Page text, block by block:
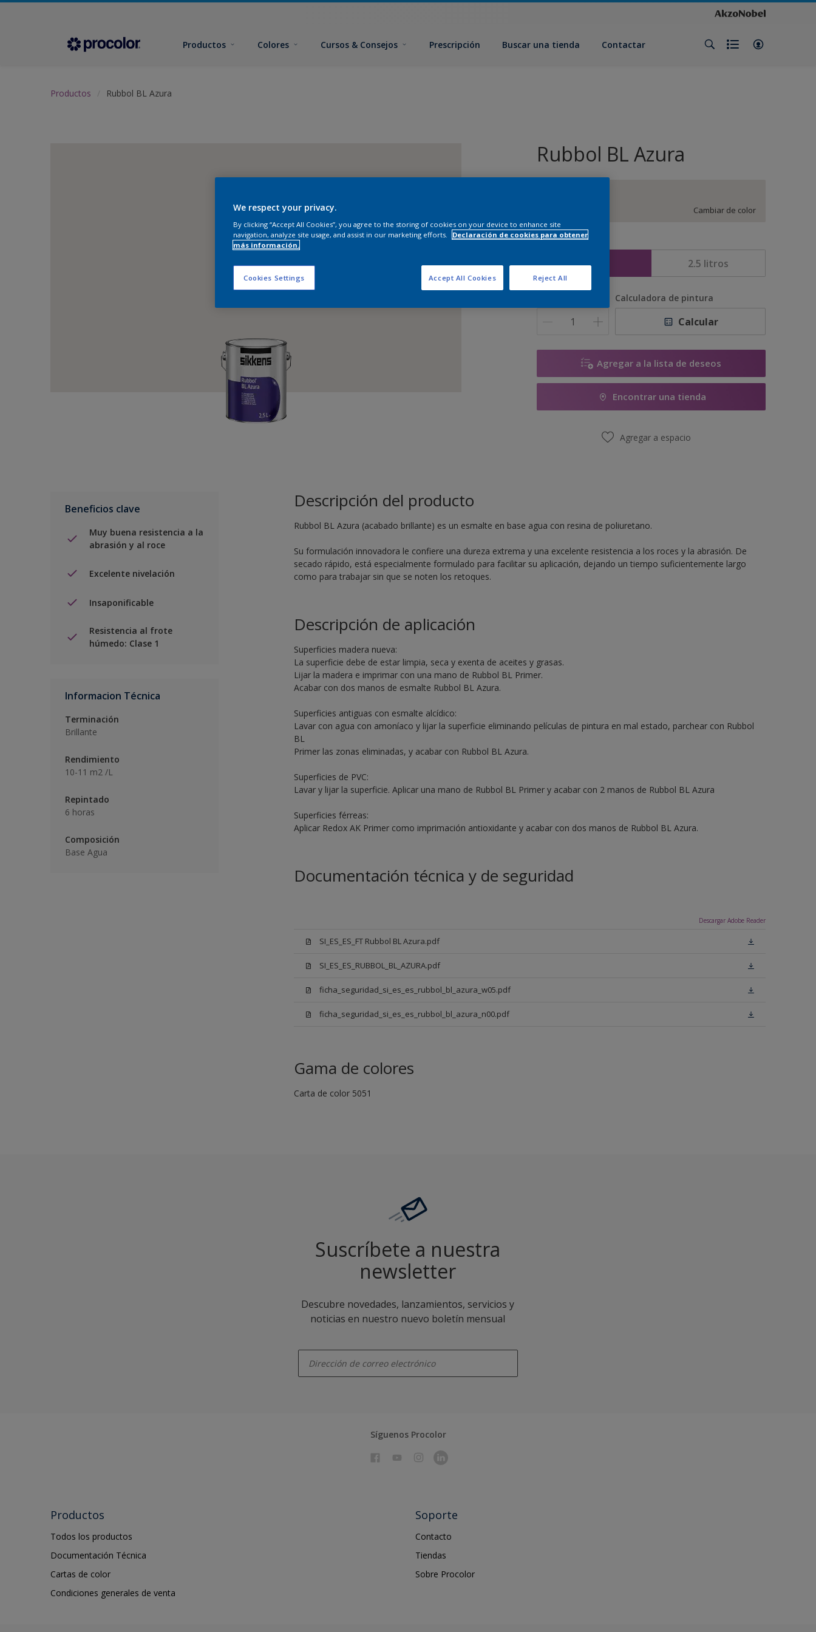
Productos Colores Cursos & Consejos Prescripción Buscar una tienda Contactar
Productos Rubbol BL Azura
Rubbol BL Azura
Cambiar de color
Tamaño
1 litros 2.5 litros
Calculadora de pintura
Calcular
Agregar a la lista de deseos
Encontrar una tienda
Agregar a espacio
Beneficios clave
Muy buena resistencia a la
abrasión y al roce
Excelente nivelación
Insaponificable
Resistencia al frote
húmedo: Clase 1
Informacion Técnica
Terminación
Brillante
Rendimiento
10-11 m2 /L
Repintado
6 horas
Composición
Base Agua
Descripción del producto
Rubbol BL Azura (acabado brillante) es un esmalte en base agua con resina de poliuretano.
Su formulación innovadora le confiere una dureza extrema y una excelente resistencia a los roces y la abrasión. De
secado rápido, está especialmente formulado para facilitar su aplicación, dejando un tiempo suficientemente largo
como para trabajar sin que se noten los retoques.
Descripción de aplicación
Superficies madera nueva:
La superficie debe de estar limpia, seca y exenta de aceites y grasas.
Lijar la madera e imprimar con una mano de Rubbol BL Primer.
Acabar con dos manos de esmalte Rubbol BL Azura.
Superficies antiguas con esmalte alcídico:
Lavar con agua con amoníaco y lijar la superficie eliminando películas de pintura en mal estado, parchear con Rubbol
BL
Primer las zonas eliminadas, y acabar con Rubbol BL Azura.
Superficies de PVC:
Lavar y lijar la superficie. Aplicar una mano de Rubbol BL Primer y acabar con 2 manos de Rubbol BL Azura
Superficies férreas:
Aplicar Redox AK Primer como imprimación antioxidante y acabar con dos manos de Rubbol BL Azura.
Documentación técnica y de seguridad
Descargar Adobe Reader
SI_ES_ES_FT Rubbol BL Azura.pdf
SI_ES_ES_RUBBOL_BL_AZURA.pdf
ficha_seguridad_si_es_es_rubbol_bl_azura_w05.pdf
ficha_seguridad_si_es_es_rubbol_bl_azura_n00.pdf
Gama de colores
Carta de color 5051
Suscríbete a nuestra
newsletter
Descubre novedades, lanzamientos, servicios y
noticias en nuestro nuevo boletín mensual
Síguenos Procolor
Productos
Todos los productos
Documentación Técnica
Cartas de color
Condiciones generales de venta
Soporte
Contacto
Tiendas
Sobre Procolor
We respect your privacy.
By clicking “Accept All Cookies”, you agree to the storing of cookies on your device to enhance site
navigation, analyze site usage, and assist in our marketing efforts.
Declaración de cookies para obtener
más información.
Cookies Settings Reject All
Accept All Cookies